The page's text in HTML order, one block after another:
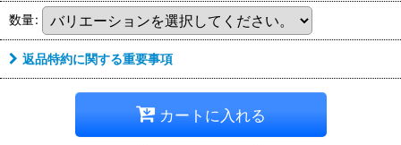
数量:
返品特約に関する重要事項
カートに入れる